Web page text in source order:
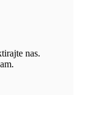
nas.